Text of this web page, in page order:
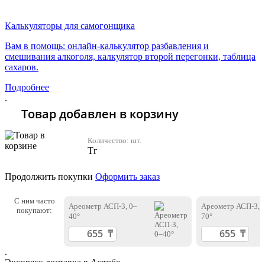
Калькуляторы для самогонщика
Вам в помощь: онлайн-калькулятор разбавления и
смешивания алкоголя, калкулятор второй перегонки, таблица
сахаров.
Подробнее
.
Товар добавлен в корзину
Количество: шт.
Тг
Продолжить покупки Оформить заказ
С ним часто
покупают:
Ареометр АСП-3, 0–
40°
Ареометр АСП-3,
70°
.